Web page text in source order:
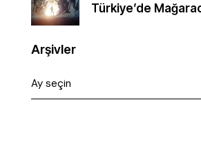
Türkiye’de
Arşivler